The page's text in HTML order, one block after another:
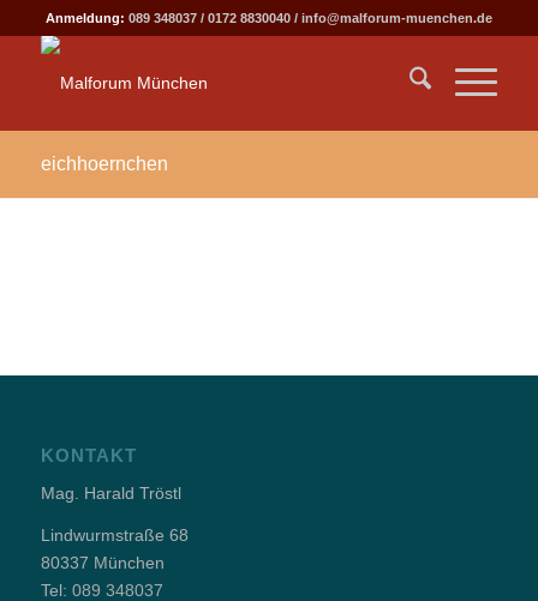
Anmeldung: 089 348037/ 0172 8830040/ info@malforum-muenchen.de
eichhoernchen
KONTAKT
Mag. Harald Tröstl
Lindwurmstraße 68
80337 München
Tel: 089 348037